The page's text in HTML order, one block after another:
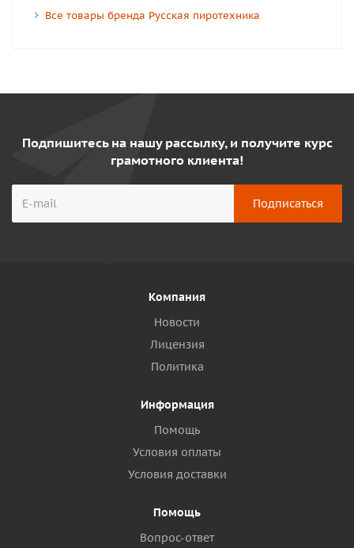
Все товары бренда Русская пиротехника
Подпишитесь на нашу рассылку, и получите курс
грамотного клиента!
Компания
Новости
Лицензия
Политика
Информация
Помощь
Условия оплаты
Условия доставки
Помощь
Вопрос-ответ